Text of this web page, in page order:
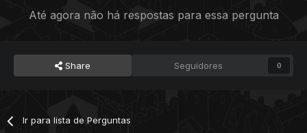
Até agora não há respostas para essa pergunta
Share Seguidores 0
Ir para lista de Perguntas